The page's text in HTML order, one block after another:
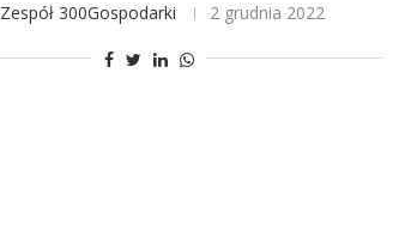
Zespół 300Gospodarki 2 grudnia 2022